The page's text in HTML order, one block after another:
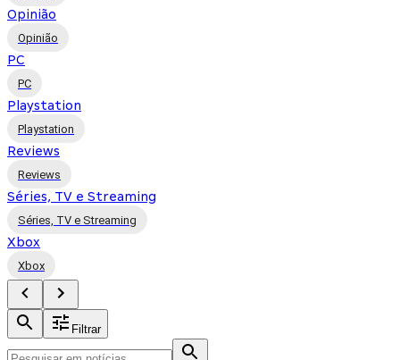
Opinião
Opinião
PC
PC
Playstation
Playstation
Reviews
Reviews
Séries, TV e Streaming
Séries, TV e Streaming
Xbox
Xbox
Filtrar